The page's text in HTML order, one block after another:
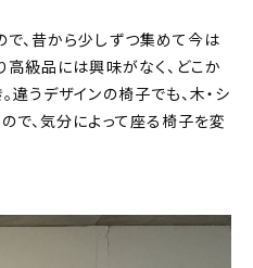
、昔から少しずつ集めて今は
高級品には興味がなく、どこか
違うデザインの椅子でも、木・シ
で、気分によって座る椅子を変